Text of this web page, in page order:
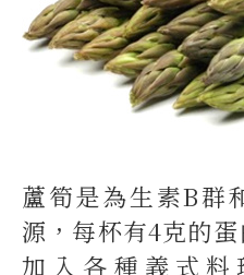
蘆筍是為生素B群
源，每杯有4克的
加入各種義式料